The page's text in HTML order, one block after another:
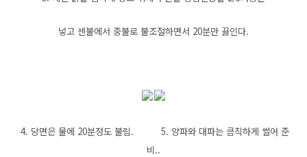
넣고 센불에서 중불로 불조절하면서 20분만 끓인다.
4. 당면은 물에 20분정도 불림. 5. 양파와 대파는 큼직하게 썰어 준
비..